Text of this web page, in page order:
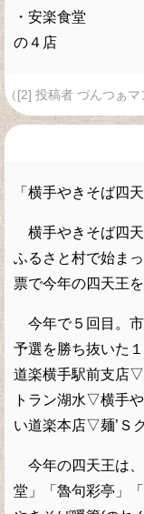
・安楽食堂
の４店
（[2] 投稿者 づんつぁマ
「横手やきそば四
横手やきそば四天
ふるさと村で始ま
票で今年の四天王を
今年で５回目。市
予選を勝ち抜いた
道楽横手駅前支店
トラン湖水▽横手
い道楽本店▽麺’Ｓ
今年の四天王は
堂」「魯句彩亭」